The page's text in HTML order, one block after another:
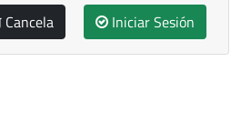
Cancela Iniciar Sesión